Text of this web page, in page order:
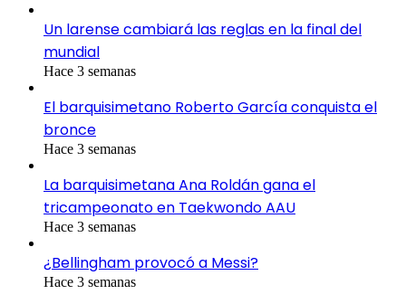
Un larense cambiará las reglas en la final del
mundial
Hace 3 semanas
El barquisimetano Roberto García conquista el
bronce
Hace 3 semanas
La barquisimetana Ana Roldán gana el
tricampeonato en Taekwondo AAU
Hace 3 semanas
¿Bellingham provocó a Messi?
Hace 3 semanas